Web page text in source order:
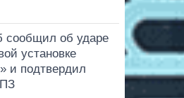
сообщил об ударе
установке
и подтвердил